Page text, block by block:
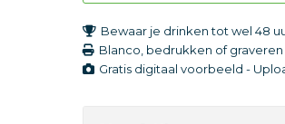
Bewaar je drinken tot wel 48
Blanco, bedrukken of graveren
Gratis digitaal voorbeeld -